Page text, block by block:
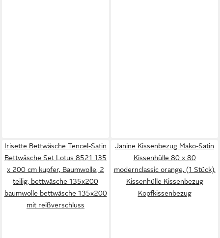
Irisette Bettwäsche Tencel-Satin
Bettwäsche Set Lotus 8521 135
x 200 cm kupfer, Baumwolle, 2
teilig, bettwäsche 135x200
baumwolle bettwäsche 135x200
mit reißverschluss
Janine Kissenbezug Mako-Satin
Kissenhülle 80 x 80
modernclassic orange, (1 Stück),
Kissenhülle Kissenbezug
Kopfkissenbezug